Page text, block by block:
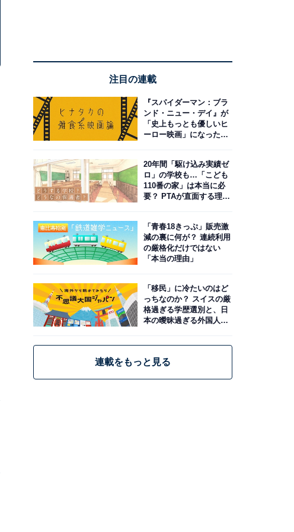
注目の連載
『スパイダーマン：ブラ
ンド・ニュー・デイ』が
「史上もっとも優しいヒ
ーロー映画」になった理
20年間「駆け込み実績ゼ
ロ」の学校も…「こども
110番の家」は本当に必
要？ PTAが直面する理想
「青春18きっぷ」販売激
減の裏に何が？ 連続利用
の厳格化だけではない
「本当の理由」
「移民」に冷たいのはど
っちなのか？ スイスの厳
格過ぎる学歴選別と、日
本の曖昧過ぎる外国人政
連載をもっと見る